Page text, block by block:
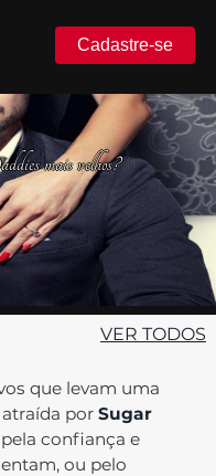
Cadastre-se
mais velhos?
VER TODOS
que levam uma
atraída porSugar
confiança e
ou pelo